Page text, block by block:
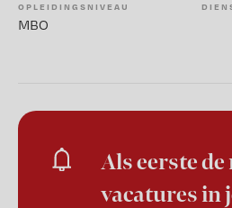
OPLEIDINGSNIVEAU
MBO
Als eerste
vacatures in